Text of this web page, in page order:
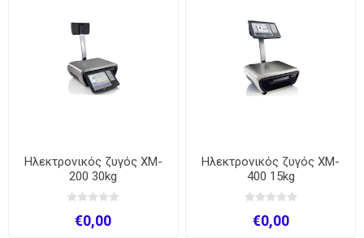
Ηλεκτρονικός ζυγός XM-
200 30kg
€0,00
Ηλεκτρονικός ζυγός XM-
400 15kg
€0,00